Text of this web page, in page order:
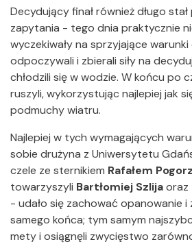
Decydujący finał również długo
zapytania - tego dnia praktycznie
wyczekiwały na sprzyjające
odpoczywali i zbierali siły na
chłodzili się w wodzie. W końcu po
ruszyli, wykorzystując najlepiej jak
podmuchy wiatru.
Najlepiej w tych wymagających
sobie drużyna z Uniwersytetu
czele ze sternikiem Rafałem
towarzyszyli Bartłomiej Szlijaoraz
- udało się zachować opanowanie i
samego końca; tym samym
mety i osiągnęli zwycięstwo